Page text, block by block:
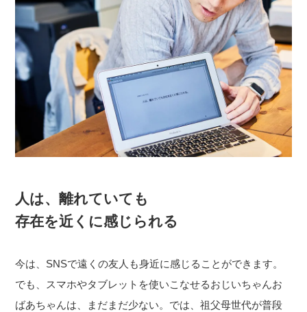
人は、離れていても
存在を近くに感じられる
今は、SNSで遠くの友人も身近に感じることができます。
でも、スマホやタブレットを使いこなせるおじいちゃんお
ばあちゃんは、まだまだ少ない。では、祖父母世代が普段